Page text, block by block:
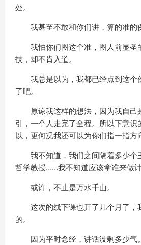
处。
我甚至不敢和你们讲，算的准的
我怕你们图这个准，图人前显圣
技，却不肯入道。
我总是以为，我都已经点到这个
了吧。
原谅我这样的想法，因为我自己
引，一个人走完了全程。所以下意识
以，更何况我还可以为你们指一指方
我不知道，我们之间隔着多少个
哲学教授……我不知道应该拿谁来做计
或许，不止是万水千山。
这次的线下课也开了几个月了，
的。
因为平时念经，讲话没剩多少气。